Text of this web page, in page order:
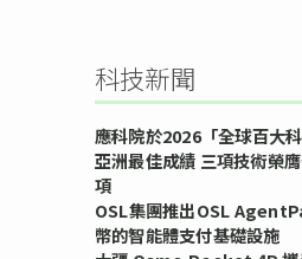
科技新聞
應科院於2026「全球百大
亞洲最佳成績 三項技術榮
項
OSL集團推出OSL
幣的智能體支付基礎設施